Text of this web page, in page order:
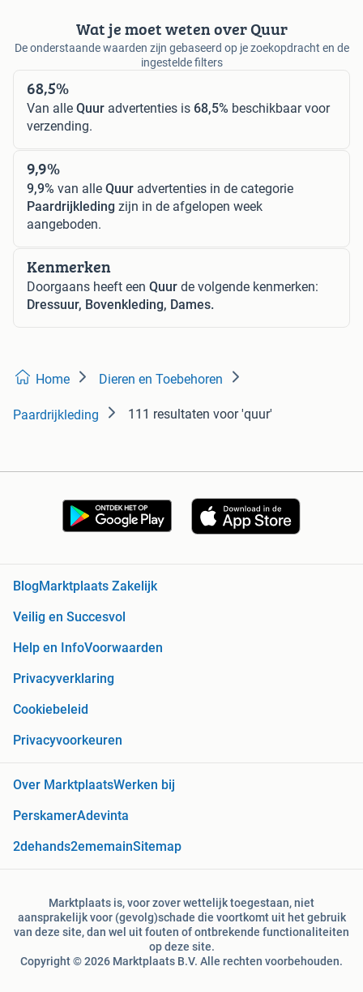
Wat je moet weten over Quur
De onderstaande waarden zijn gebaseerd op je zoekopdracht en de
ingestelde filters
68,5%
Van alle Quur advertenties is 68,5% beschikbaar voor
verzending.
9,9%
9,9% van alle Quur advertenties in de categorie
Paardrijkleding zijn in de afgelopen week
aangeboden.
Kenmerken
Doorgaans heeft een Quur de volgende kenmerken:
Dressuur, Bovenkleding, Dames.
Home Dieren en Toebehoren
Paardrijkleding 111 resultaten voor 'quur'
BlogMarktplaats Zakelijk
Veilig en Succesvol
Help en InfoVoorwaarden
Privacyverklaring
Cookiebeleid
Privacyvoorkeuren
Over MarktplaatsWerken bij
PerskamerAdevinta
2dehands2ememainSitemap
Marktplaats is, voor zover wettelijk toegestaan, niet
aansprakelijk voor (gevolg)schade die voortkomt uit het gebruik
van deze site, dan wel uit fouten of ontbrekende functionaliteiten
op deze site.
Copyright © 2026 Marktplaats B.V. Alle rechten voorbehouden.